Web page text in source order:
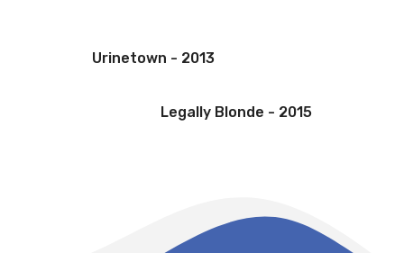
Urinetown - 2013
Legally Blonde - 2015